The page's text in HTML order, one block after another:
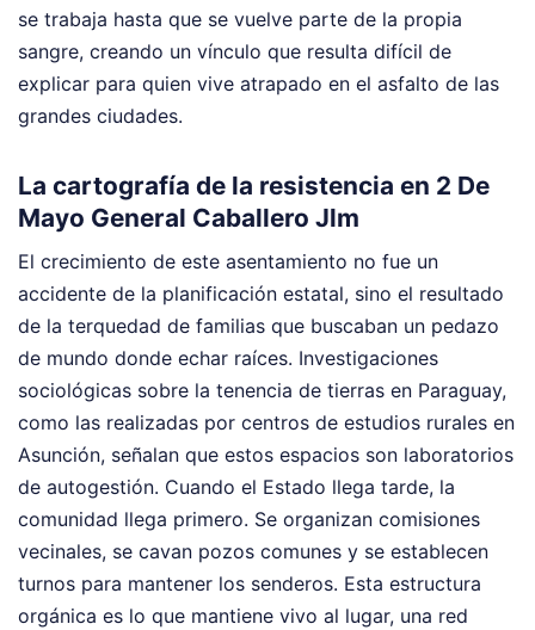
se trabaja hasta que se vuelve parte de la propia
sangre, creando un vínculo que resulta difícil de
explicar para quien vive atrapado en el asfalto de las
grandes ciudades.
La cartografía de la resistencia en 2 De
Mayo General Caballero Jlm
El crecimiento de este asentamiento no fue un
accidente de la planificación estatal, sino el resultado
de la terquedad de familias que buscaban un pedazo
de mundo donde echar raíces. Investigaciones
sociológicas sobre la tenencia de tierras en Paraguay,
como las realizadas por centros de estudios rurales en
Asunción, señalan que estos espacios son laboratorios
de autogestión. Cuando el Estado llega tarde, la
comunidad llega primero. Se organizan comisiones
vecinales, se cavan pozos comunes y se establecen
turnos para mantener los senderos. Esta estructura
orgánica es lo que mantiene vivo al lugar, una red